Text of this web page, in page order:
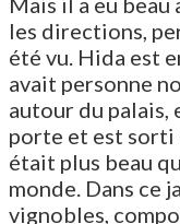
les directions,
été vu. Hida est
avait personne
autour du palais,
porte et est sorti
était plus beau
monde. Dans ce
vignobles,